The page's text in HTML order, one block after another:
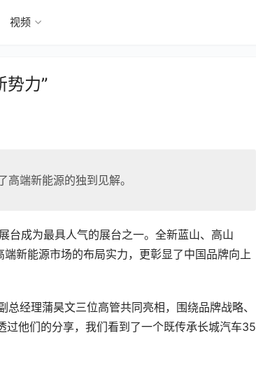
视频
势力”
端新能源的独到见解。
台成为最具人气的展台之一。全新蓝山、高山
新能源市场的布局实力，更彰显了中国品牌向上
经理蒲昊文三位高管共同亮相，围绕品牌战略、
他们的分享，我们看到了一个既传承长城汽车35